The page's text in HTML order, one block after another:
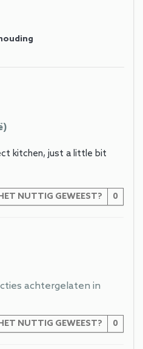
kitchen, just a little bit
NUTTIG GEWEEST? 0
achtergelaten in
NUTTIG GEWEEST? 0